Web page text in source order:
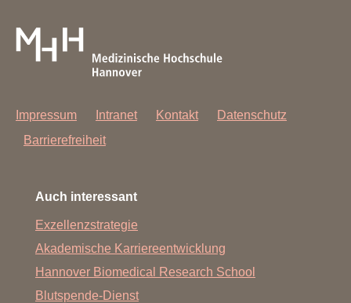
Impressum Intranet Kontakt
Datenschutz
Barrierefreiheit
Auch interessant
Exzellenzstrategie
Akademische Karriereentwicklung
Hannover Biomedical Research School
Blutspende-Dienst